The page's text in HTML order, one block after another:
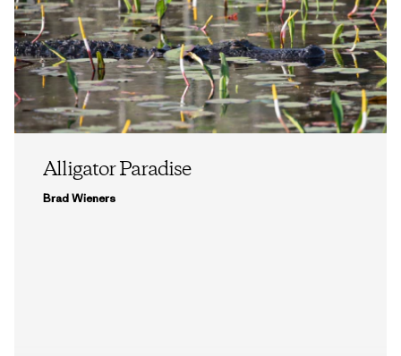
Alligator Paradise
Brad Wieners